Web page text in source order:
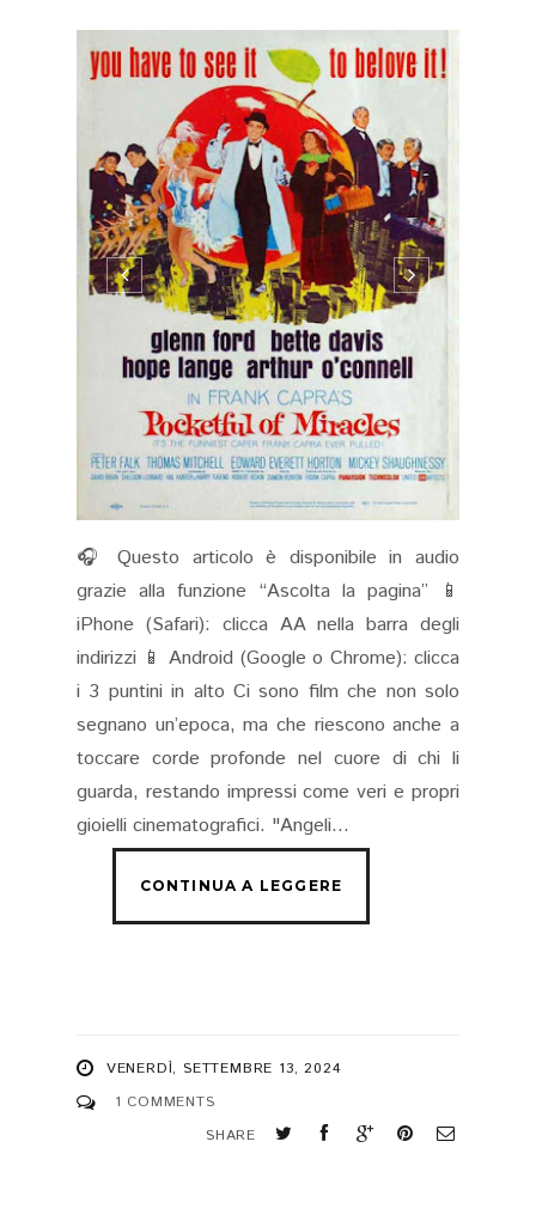
🎧 Questo articolo è disponibile in audio
grazie alla funzione “Ascolta la pagina” 📱
iPhone (Safari): clicca AA nella barra degli
indirizzi 📱 Android (Google o Chrome): clicca
i 3 puntini in alto Ci sono film che non solo
segnano un’epoca, ma che riescono anche a
toccare corde profonde nel cuore di chi li
guarda, restando impressi come veri e propri
gioielli cinematografici. "Angeli...
VENERDÌ, SETTEMBRE 13, 2024
1 COMMENTS
SHARE